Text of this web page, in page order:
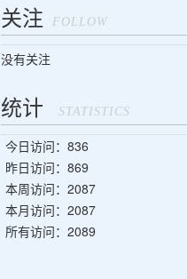
关注 FOLLOW
没有关注
统计 STATISTICS
今日访问：836
昨日访问：869
本周访问：2087
本月访问：2087
所有访问：2089